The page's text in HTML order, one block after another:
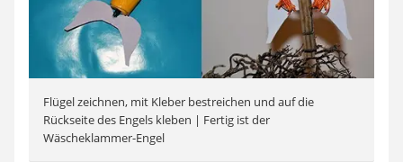
Flügel zeichnen, mit Kleber bestreichen und auf die
Rückseite des Engels kleben | Fertig ist der
Wäscheklammer-Engel